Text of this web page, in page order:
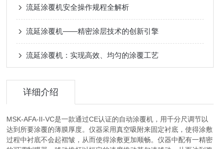
流延涂覆机安全操作规程全解析
流延涂覆机——精密涂层技术的创新引擎
流延涂覆机：实现高效、均匀的涂覆工艺
详细介绍
MSK-AFA-II-VC是一款通过CE认证的自动涂覆机，用千分尺调节以
达到所要涂覆的薄膜厚度。仪器采用真空吸附来固定衬底，使得涂敷
过程中衬底不会起褶皱，从而使得涂敷更加顺畅。仪器中配有一精密